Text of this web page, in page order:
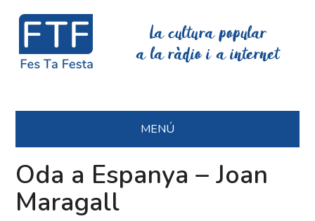
La cultura popular
a la ràdio i a internet
MENÚ
Oda a Espanya – Joan
Maragall